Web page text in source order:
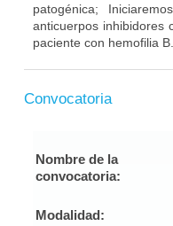
patogénica;
anticuerpos inhibidores
paciente con hemofilia B.
Convocatoria
Nombre de la
convocatoria:
Modalidad: